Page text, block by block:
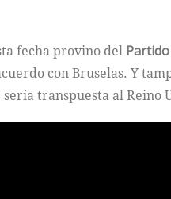
fecha provino del
con Bruselas. Y
transpuesta al Reino